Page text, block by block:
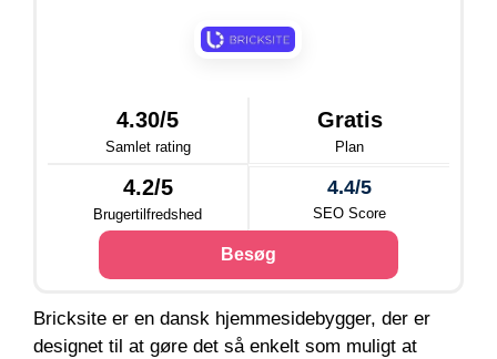
4.30/5
Samlet rating
Gratis
Plan
4.2/5
Brugertilfredshed
4.4/5
SEO Score
Besøg
Bricksite er en dansk hjemmesidebygger, der er
designet til at gøre det så enkelt som muligt at